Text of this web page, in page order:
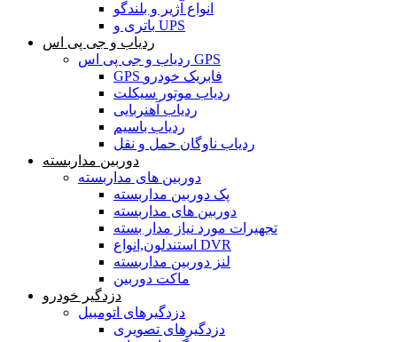
انواع آژیر و بلندگو
باتری و UPS
ردیاب و جی پی اس
ردیاب و جی پی اس GPS
GPS فابریک خودرو
ردیاب موتور سیکلت
ردیاب آهنربایی
ردیاب باسیم
ردیاب ناوگان حمل و نقل
دوربین مداربسته
دوربین های مداربسته
پک دوربین مداربسته
دوربین های مداربسته
تجهیرات مورد نیاز مدار بسته
استندلون,انواع DVR
لنز دوربین مداربسته
ماکت دوربین
دزدگیر خودرو
دزدگیرهای اتومبیل
دزدگیرهای تصویری